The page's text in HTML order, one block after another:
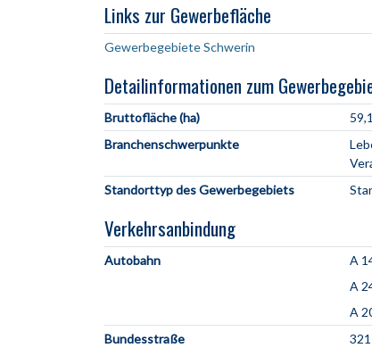
Links zur Gewerbefläche
Gewerbegebiete Schwerin
Detailinformationen zum
Bruttofläche (ha)
Branchenschwerpunkte
Standorttyp des Gewerbegebiets
Verkehrsanbindung
Autobahn A
A
A
Bundesstraße
321